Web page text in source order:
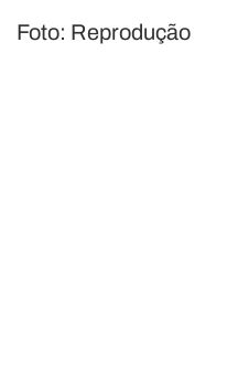
Foto: Reprodução